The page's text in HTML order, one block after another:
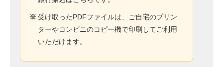
※ 受け取ったPDFファイルは、ご自宅のプリン
ターやコンビニのコピー機で印刷してご利用
いただけます。